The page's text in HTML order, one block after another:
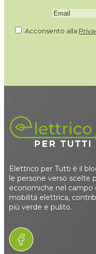
Acconsento alla
Elettrico per Tutti è il
le persone verso scelte
economiche nel campo
mobilità elettrica,
più verde e pulito.